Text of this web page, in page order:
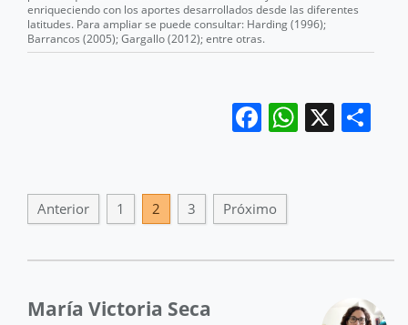
enriqueciendo con los aportes desarrollados desde las diferentes
latitudes. Para ampliar se puede consultar: Harding (1996);
Barrancos (2005); Gargallo (2012); entre otras.
Facebook
X
Anterior 1 2 3 Próximo
María Victoria Seca